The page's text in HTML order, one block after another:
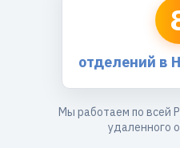
отделений в
Мы работаем по всей
удаленного